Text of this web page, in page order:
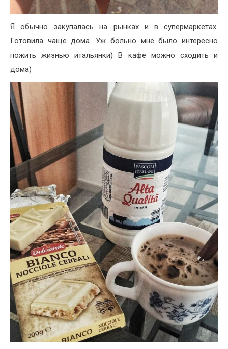
Я обычно закупалась на рынках и в супермаркетах.
Готовила чаще дома. Уж больно мне было интересно
пожить жизнью итальянки) В кафе можно сходить и
дома)